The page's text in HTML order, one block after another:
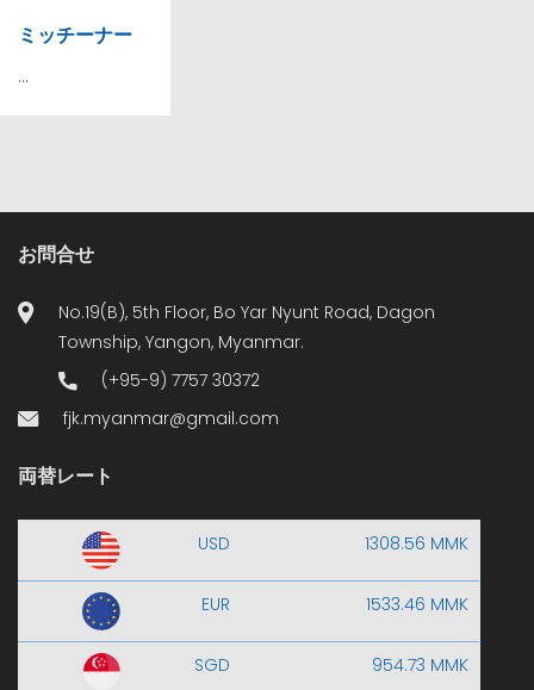
ミッチーナー
...
お問合せ
No.19(B), 5th Floor, Bo Yar Nyunt Road, Dagon
Township, Yangon, Myanmar.
(+95-9) 7757 30372
fjk.myanmar@gmail.com
両替レート
USD 1308.56 MMK
EUR 1533.46 MMK
SGD 954.73 MMK